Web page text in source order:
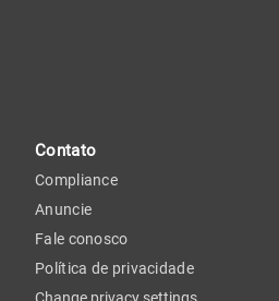
Contato
Compliance
Anuncie
Fale conosco
Política de privacidade